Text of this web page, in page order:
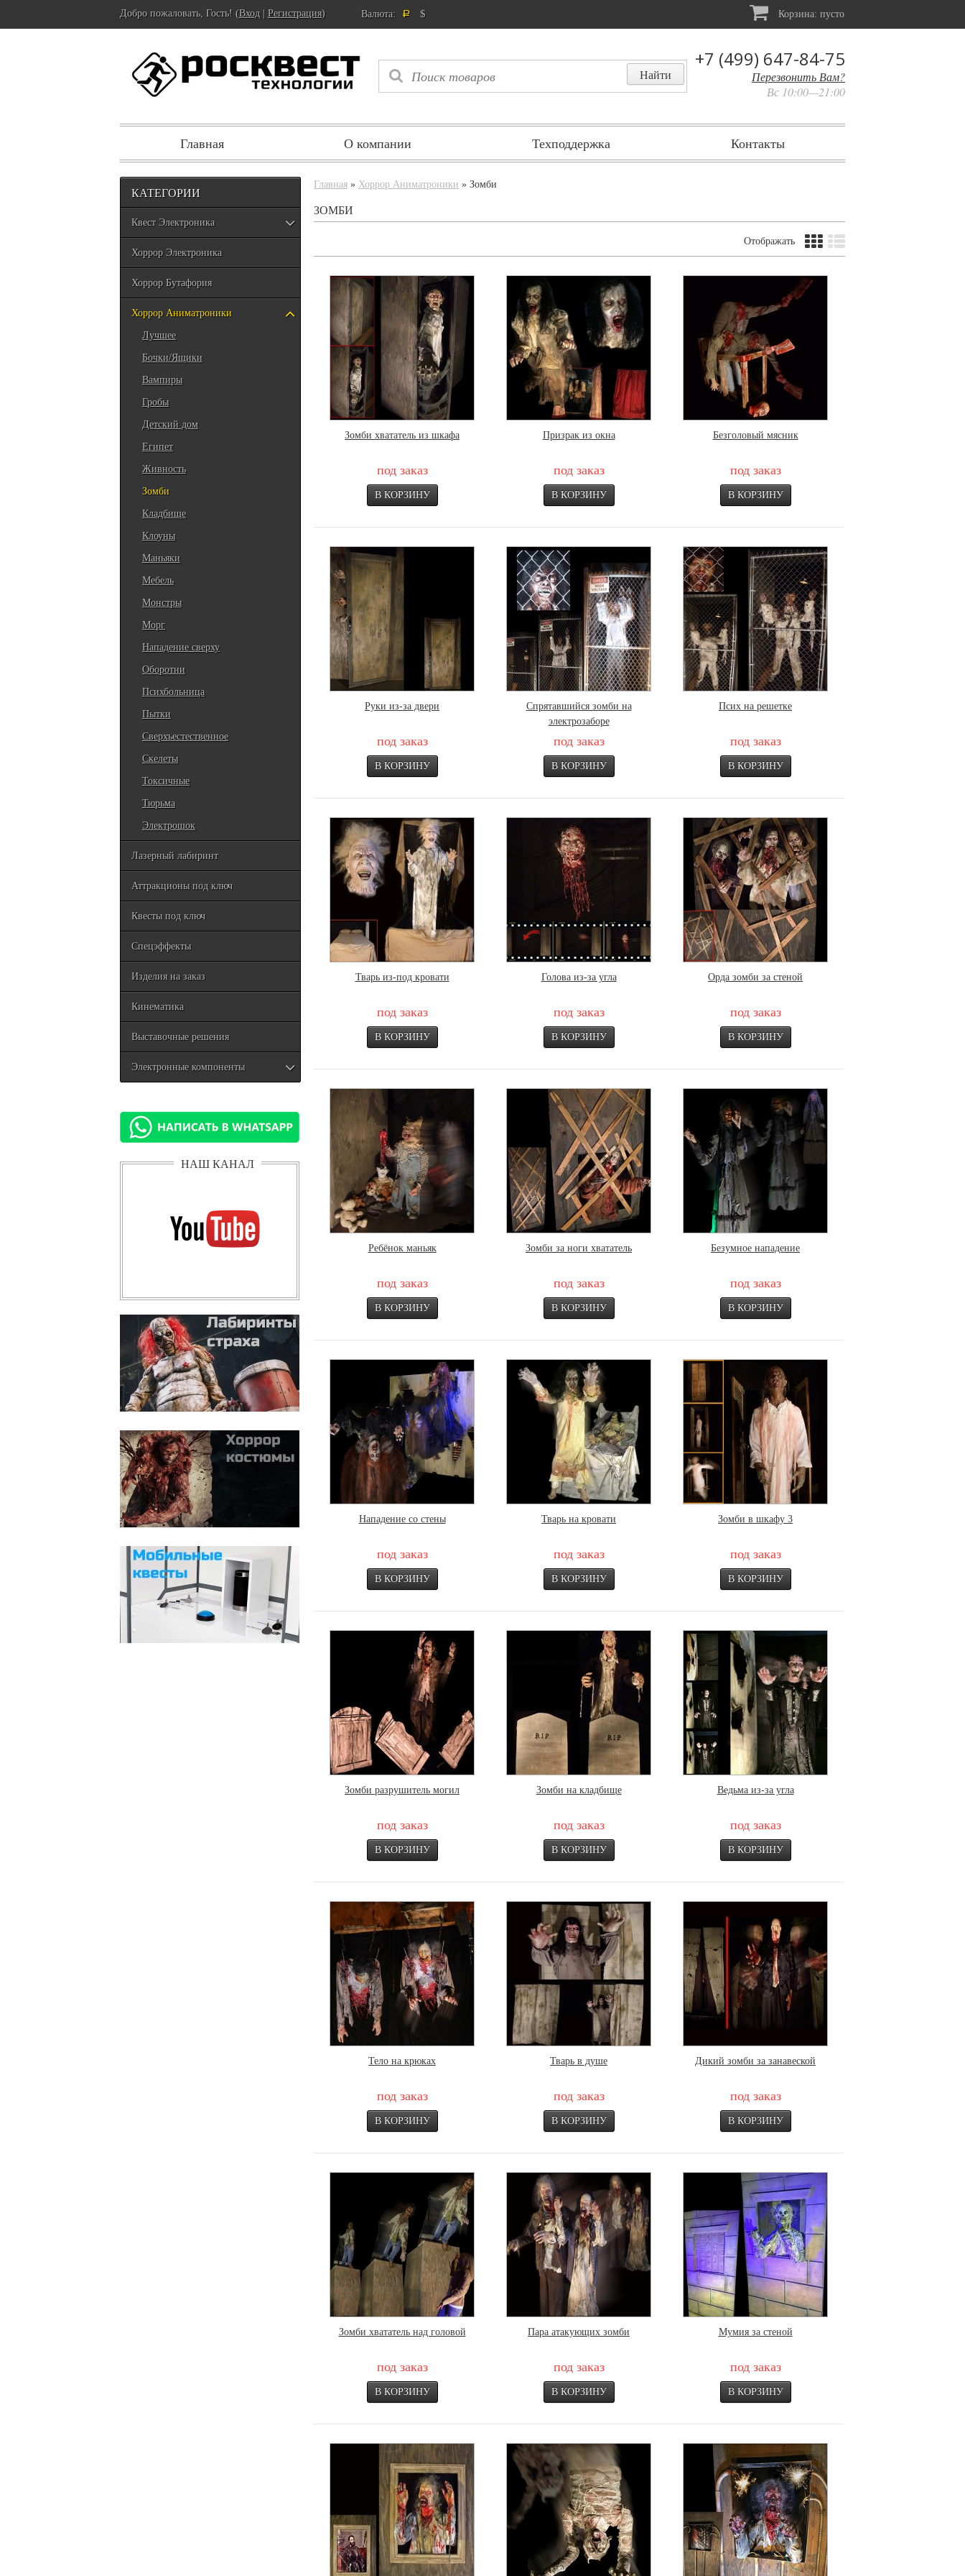
Добро пожаловать, Гость! (Вход | Регистрация) Валюта: Р $ Корзина: пусто
+7 (499) 647-84-75
Перезвонить Вам?
Вс 10:00—21:00
Главная О компании Техподдержка Контакты
КАТЕГОРИИ
Квест Электроника
Хоррор Электроника
Хоррор Бутафория
Хоррор Аниматроники
Лучшее
Бочки/Ящики
Вампиры
Гробы
Детский дом
Египет
Живность
Зомби
Кладбище
Клоуны
Маньяки
Мебель
Монстры
Морг
Нападение сверху
Оборотни
Психбольница
Пытки
Сверхъестественное
Скелеты
Токсичные
Тюрьма
Электрошок
Лазерный лабиринт
Аттракционы под ключ
Квесты под ключ
Спецэффекты
Изделия на заказ
Кинематика
Выставочные решения
Электронные компоненты
НАШ КАНАЛ
Главная » Хоррор Аниматроники » Зомби
ЗОМБИ
Отображать
Зомби хвататель из шкафа
под заказ
Призрак из окна
под заказ
Безголовый мясник
под заказ
Руки из-за двери
под заказ
Спрятавшийся зомби на
электрозаборе
под заказ
Псих на решетке
под заказ
Тварь из-под кровати
под заказ
Голова из-за угла
под заказ
Орда зомби за стеной
под заказ
Ребёнок маньяк
под заказ
Зомби за ноги хвататель
под заказ
Безумное нападение
под заказ
Нападение со стены
под заказ
Тварь на кровати
под заказ
Зомби в шкафу 3
под заказ
Зомби разрушитель могил
под заказ
Зомби на кладбище
под заказ
Ведьма из-за угла
под заказ
Тело на крюках
под заказ
Тварь в душе
под заказ
Дикий зомби за занавеской
под заказ
Зомби хвататель над головой
под заказ
Пара атакующих зомби
под заказ
Мумия за стеной
под заказ